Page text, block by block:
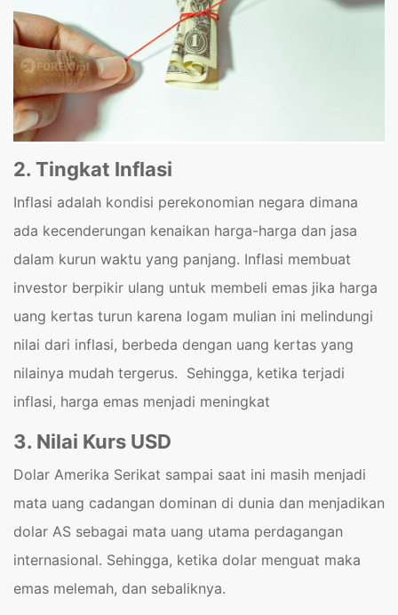
2. Tingkat Inflasi
Inflasi adalah kondisi perekonomian negara dimana
ada kecenderungan kenaikan harga-harga dan jasa
dalam kurun waktu yang panjang. Inflasi membuat
investor berpikir ulang untuk membeli emas jika harga
uang kertas turun karena logam mulian ini melindungi
nilai dari inflasi, berbeda dengan uang kertas yang
nilainya mudah tergerus. Sehingga, ketika terjadi
inflasi, harga emas menjadi meningkat
3. Nilai Kurs USD
Dolar Amerika Serikat sampai saat ini masih menjadi
mata uang cadangan dominan di dunia dan menjadikan
dolar AS sebagai mata uang utama perdagangan
internasional. Sehingga, ketika dolar menguat maka
emas melemah, dan sebaliknya.